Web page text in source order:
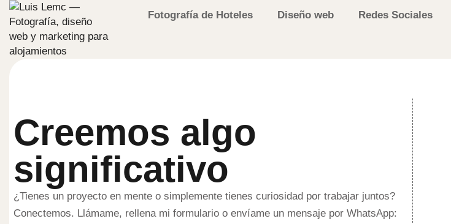
Fotografía de Hoteles Diseño web Redes Sociales
Creemos algo
significativo
¿Tienes un proyecto en mente o simplemente tienes curiosidad por trabajar juntos?
Conectemos. Llámame, rellena mi formulario o envíame un mensaje por WhatsApp: